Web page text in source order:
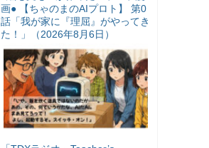
画● 【ちゃのまのAIプロト】 第0
話「我が家に『理屈』がやってき
た！」（2026年8月6日）